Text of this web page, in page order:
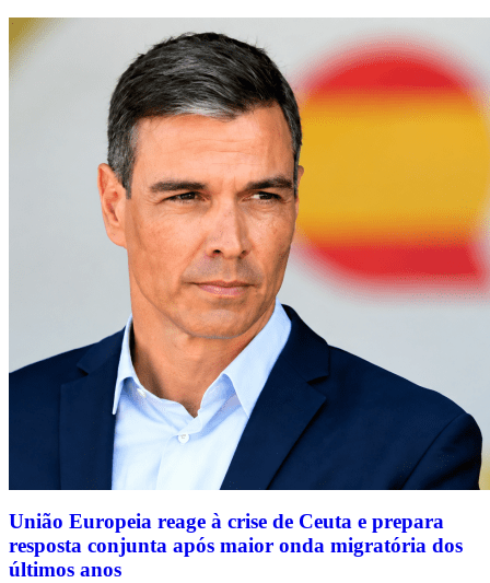
União Europeia reage à crise de Ceuta e prepara
resposta conjunta após maior onda migratória dos
últimos anos